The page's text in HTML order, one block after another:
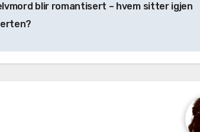
blir romantisert – hvem sitter igjen